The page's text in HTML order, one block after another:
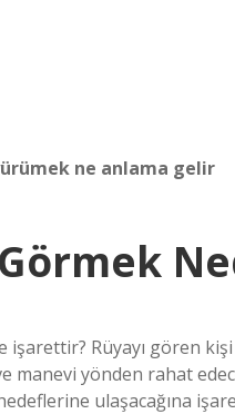
ne anlama gelir
işarettir? Rüyayı gören
manevi yönden rahat
hedeflerine ulaşacağına